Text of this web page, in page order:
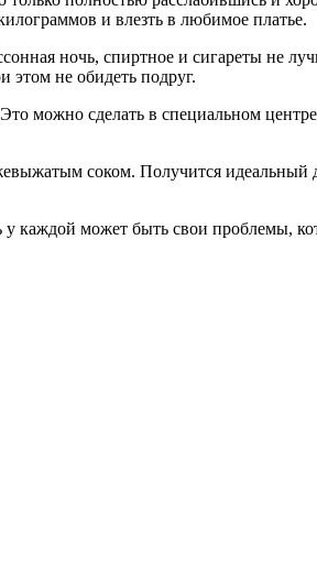
и влезть в любимое платье.
ночь, спиртное и сигареты не
этом не обидеть подруг.
можно сделать в специальном
соком. Получится
каждой может быть свои проблемы,